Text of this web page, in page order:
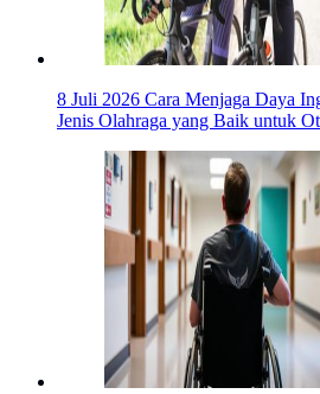
8 Juli 2026 Cara Menjaga Daya
Jenis Olahraga yang Baik untuk